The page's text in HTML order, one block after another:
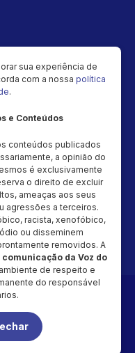
– CNPJ: 48.034.154/0001-
do conteúdo desta página,
sem autorização
sua experiência de
com a nossa política
.
e Conteúdos
conteúdos publicados
a opinião do
é exclusivamente
o direito de excluir
ameaças aos seus
agressões a terceiros.
racista, xenofóbico,
ou disseminem
removidos. A
da Voz do
de respeito e
do responsável